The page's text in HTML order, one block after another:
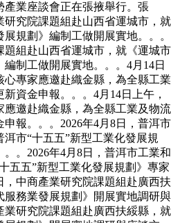
業座談會正在張掖舉行。張
究院課題組赴山西省運城市，就
展規劃》編制工做開展實地。。。
組赴山西省運城市，就《運城市
制工做開展實地。。。4月14日
心專家應邀赴織金縣，為全縣工業
資金申報。。。4月14日上午，
邀赴織金縣，為全縣工業及物流
報。。。2026年4月8日，普洱市
市“十五五”新型工業化發展規
。2026年4月8日，普洱市工業和
五五”新型工業化發展規劃》專家
中商產業研究院課題組赴廣西扶
務業發展規劃》開展實地調研與
業研究院課題組赴廣西扶綏縣，就